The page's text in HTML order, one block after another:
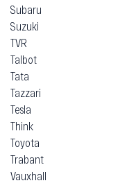
Subaru
Suzuki
TVR
Talbot
Tata
Tazzari
Tesla
Think
Toyota
Trabant
Vauxhall